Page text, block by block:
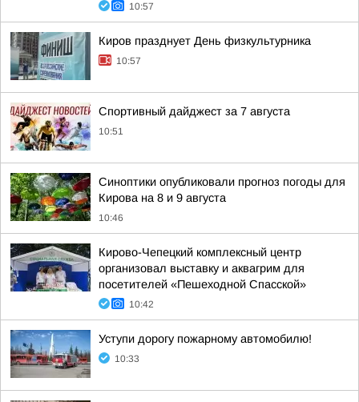
10:57
Киров празднует День физкультурника
10:57
Спортивный дайджест за 7 августа
10:51
Синоптики опубликовали прогноз погоды для
Кирова на 8 и 9 августа
10:46
Кирово-Чепецкий комплексный центр
организовал выставку и аквагрим для
посетителей «Пешеходной Спасской»
10:42
Уступи дорогу пожарному автомобилю!
10:33